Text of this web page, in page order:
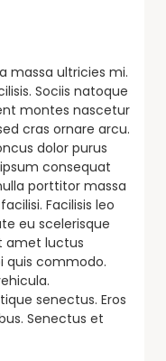
massa ultricies mi.
Sociis natoque
montes nascetur
cras ornare arcu.
dolor purus
consequat
porttitor massa
Facilisis leo
eu scelerisque
amet luctus
quis commodo.
senectus. Eros
Senectus et